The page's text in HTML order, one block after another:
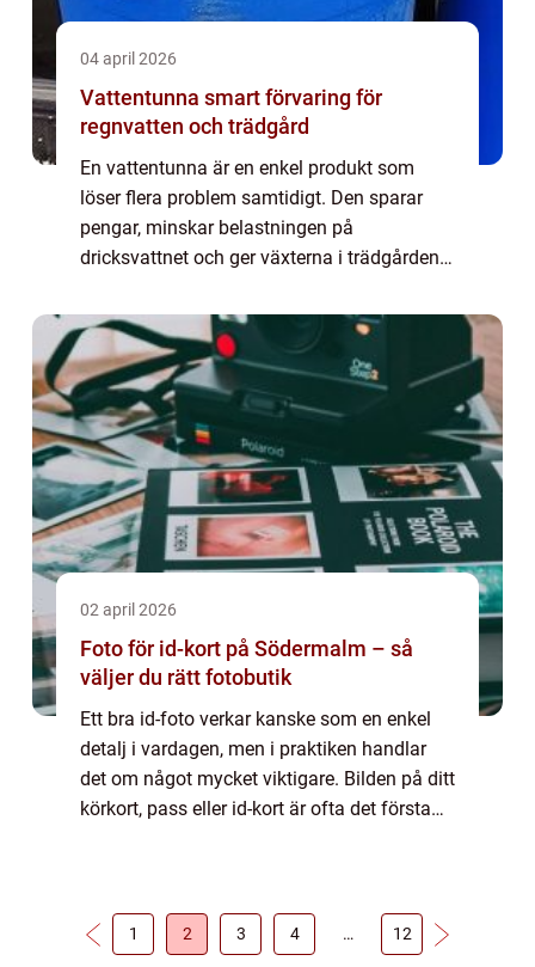
04 april 2026
Vattentunna smart förvaring för
regnvatten och trädgård
En vattentunna är en enkel produkt som
löser flera problem samtidigt. Den sparar
pengar, minskar belastningen på
dricksvattnet och ger växterna i trädgården
och fler hushåll ser värdet i att ta tillvara
regn...
02 april 2026
Foto för id-kort på Södermalm – så
väljer du rätt fotobutik
Ett bra id-foto verkar kanske som en enkel
detalj i vardagen, men i praktiken handlar
det om något mycket viktigare. Bilden på ditt
körkort, pass eller id-kort är ofta det första
1 2 3 4 … 12